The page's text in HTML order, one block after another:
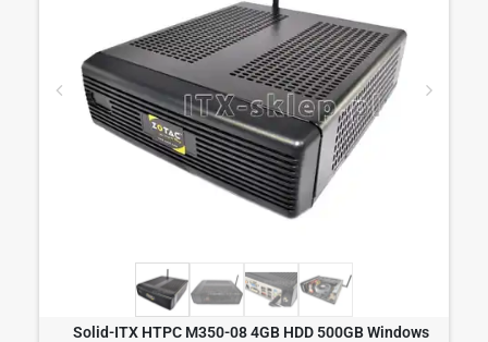
Solid-ITX HTPC M350-08 4GB HDD 500GB Windows